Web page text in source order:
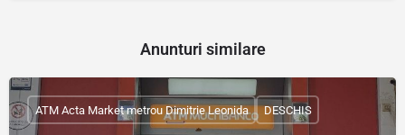
Anunturi similare
ATM Acta Market metrou Dimitrie Leonida DESCHIS